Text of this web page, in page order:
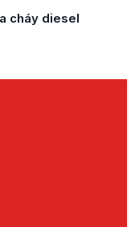
cháy diesel